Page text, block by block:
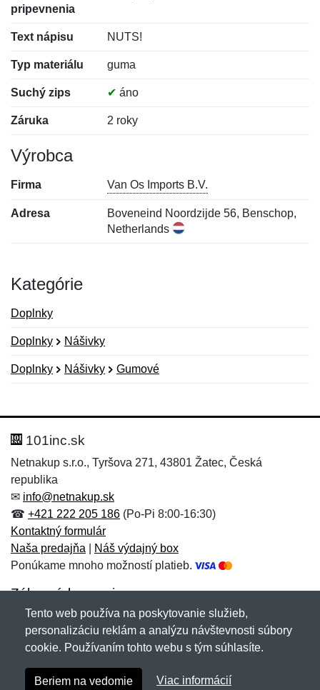
pripevnenia
Text nápisu NUTS!
Typ materiálu guma
Suchý zips ✔ áno
Záruka 2 roky
Výrobca
Firma Van Os Imports B.V.
Adresa
Boveneind Noordzijde 56, Benschop,
Netherlands
Kategórie
Doplnky
Doplnky Nášivky
Doplnky Nášivky Gumové
Hodnotenie:
Meno:*
E-mail:
Správa*
Meno:
E-mail:*
Správa*
101inc.sk
Netnakup s.r.o., Tyršova 271, 43801 Žatec, Česká
republika
✉ info@netnakup.sk
☎ +421 222 205 186 (Po-Pi 8:00-16:30)
Kontaktný formulár
Naša predajňa
Náš výdajný box
Ponúkame mnoho možností platieb.
Zákaznícky servis
Novinky emailom
Copyright © 2007-2026 (19 rokov s vami)Netnakup.sk
Tento web používa na poskytovanie služieb,
personalizáciu reklám a analýzu návštevnosti súbory
cookie. Používaním tohto webu s tým súhlasíte.
Beriem na vedomie Viac informácií